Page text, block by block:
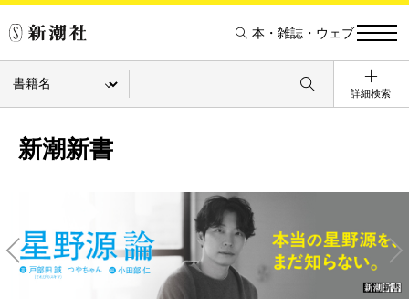
本・雑誌・ウェブ
詳細検索
新潮新書
Ne